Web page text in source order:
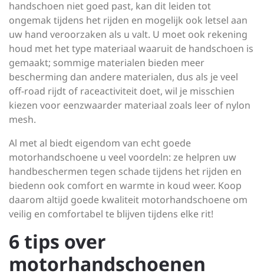
handschoen niet goed past, kan dit leiden tot
ongemak tijdens het rijden en mogelijk ook letsel aan
uw hand veroorzaken als u valt. U moet ook rekening
houd met het type materiaal waaruit de handschoen is
gemaakt; sommige materialen bieden meer
bescherming dan andere materialen, dus als je veel
off-road rijdt of raceactiviteit doet, wil je misschien
kiezen voor eenzwaarder materiaal zoals leer of nylon
mesh.
Al met al biedt eigendom van echt goede
motorhandschoene u veel voordeln: ze helpren uw
handbeschermen tegen schade tijdens het rijden en
biedenn ook comfort en warmte in koud weer. Koop
daarom altijd goede kwaliteit motorhandschoene om
veilig en comfortabel te blijven tijdens elke rit!
6 tips over
motorhandschoenen